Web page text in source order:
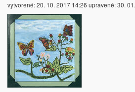
vytvorené:20. 10. 2017 14:26 upravené:30.